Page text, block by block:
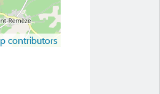
contributors